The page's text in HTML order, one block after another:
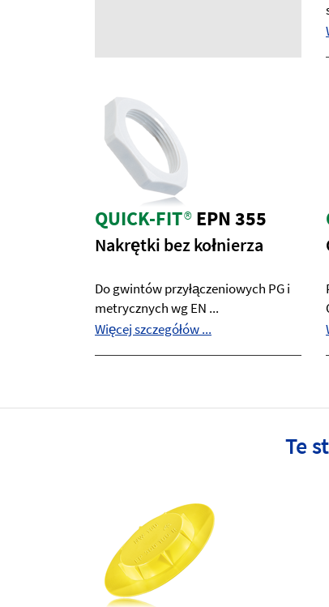
QUICK-FIT®EPN 355
Nakrętki bez kołnierza
Do gwintów przyłączeniowych PG i
metrycznych wg EN ...
Więcej szczegółów ...
Te